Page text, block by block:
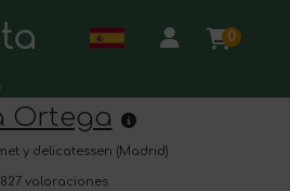
0
Ortega
y delicatessen (Madrid)
827 valoraciones